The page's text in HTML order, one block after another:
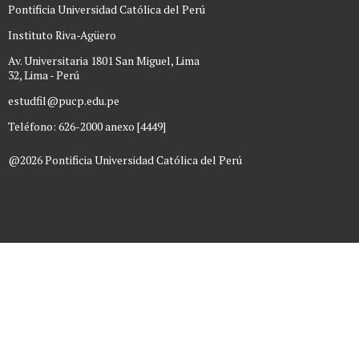
Pontificia Universidad Católica del Perú
Instituto Riva-Agüero
Av. Universitaria 1801 San Miguel, Lima
32, Lima - Perú
estudfil@pucp.edu.pe
Teléfono: 626-2000 anexo [4449]
@2026 Pontificia Universidad Católica del Perú